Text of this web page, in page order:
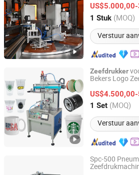
1 Stuk (MOQ)
Verstuur
Zhejiang, China Sinds
Zeefdrukker
Bekers Logo
1 Set (MOQ)
Verstuur
Dongguan Chang-Ho Printing
Guangdong, China
Spc-500
Wenzhou Changs International